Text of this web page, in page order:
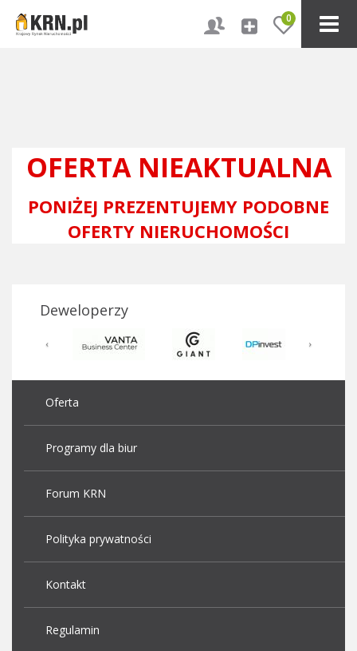
0
OFERTA NIEAKTUALNA
PONIŻEJ PREZENTUJEMY PODOBNE
OFERTY NIERUCHOMOŚCI
Deweloperzy
Oferta
Programy dla biur
Forum KRN
Polityka prywatności
Kontakt
Regulamin